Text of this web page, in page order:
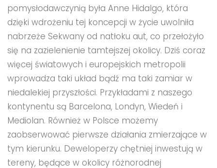
pomysłodawczynią była Anne Hidalgo, która
dzięki wdrożeniu tej koncepcji w życie uwolniła
nabrzeże Sekwany od natłoku aut, co przełożyło
się na zazielenienie tamtejszej okolicy. Dziś coraz
więcej światowych i europejskich metropolii
wprowadza taki układ bądź ma taki zamiar w
niedalekiej przyszłości. Przykładami z naszego
kontynentu są Barcelona, Londyn, Wiedeń i
Mediolan. Również w Polsce możemy
zaobserwować pierwsze działania zmierzające w
tym kierunku. Deweloperzy chętniej inwestują w
tereny, będące w okolicy różnorodnej